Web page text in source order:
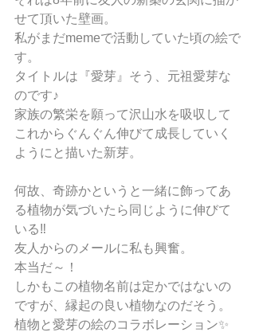
せて頂いた壁画。
私がまだmemeで活動していた頃の絵で
す。
タイトルは『愛芽』そう、元祖愛芽な
のです♪
家族の繁栄を願って沢山水を吸収して
これからぐんぐん伸びて成長していく
ようにと描いた新芽。
何故、奇跡かというと一緒に飾ってあ
る植物が気づいたら同じように伸びて
いる‼
友人からのメールに私も興奮。
本当だ～！
しかもこの植物名前は定かではないの
ですが、縁起の良い植物なのだそう。
植物と愛芽の絵のコラボレーション✨